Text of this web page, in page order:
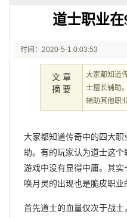
道士职业
时间：2020-5-1 0:03:53
文 章
摘 要
大家都知道
士擅长辅助
辅助其他职
大家都知道传奇中的四大
助。有的玩家认为道士这
游戏中没有显得中庸。其
唤月灵的出现也是脆皮职
首先道士的血量仅次于战